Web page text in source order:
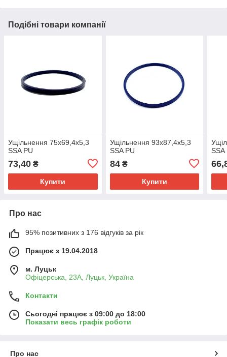
Подібні товари компанії
Ущільнення 75х69,4х5,3
SSA PU
73,40 ₴
Купити
Ущільнення 93х87,4х5,3
SSA PU
84₴
Купити
SSA
Про нас
95% позитивних з 176 відгуків за рік
Працює з 19.04.2018
м. Луцьк
Офіцерська, 23А, Луцьк, Україна
Контакти
Сьогодні працює з 09:00 до 18:00
Показати весь графік роботи
Про нас